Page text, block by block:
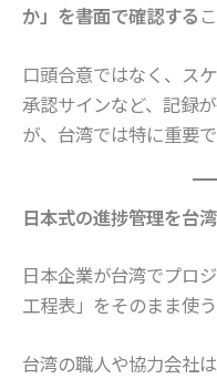
か」を書面で確認する
口頭合意ではなく、ス
承認サインなど、記録
が、台湾では特に重要で
日本式の進捗管理を台
日本企業が台湾でプロ
工程表」をそのまま使
台湾の職人や協力会社は